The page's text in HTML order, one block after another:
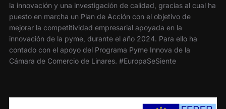
la innovación y una investigación de calidad, gracias al cual ha
puesto en marcha un Plan de Acción con el objetivo de
mejorar la competitividad empresarial apoyada en la
innovación de la pyme, durante el año 2024. Para ello ha
contado con el apoyo del Programa Pyme Innova de la
Cámara de Comercio de Linares. #EuropaSeSiente